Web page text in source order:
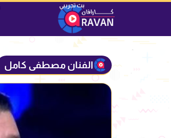
الفنان مصطفى كامل